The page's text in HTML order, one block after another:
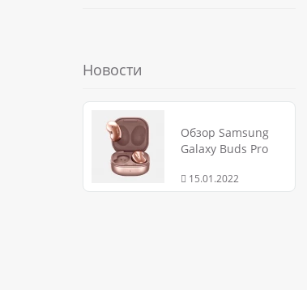
Новости
Обзор Samsung
Galaxy Buds Pro
15.01.2022